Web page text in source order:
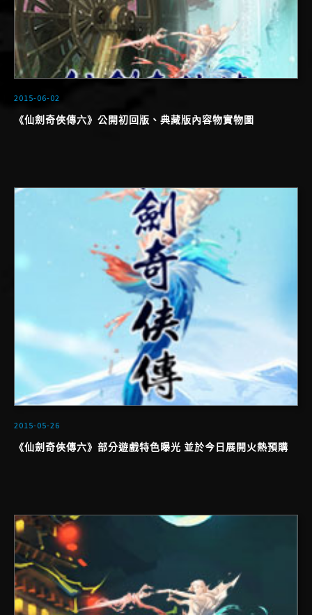
2015-06-02
《仙劍奇俠傳六》公開初回版、典藏版內容物實物圖
2015-05-26
《仙劍奇俠傳六》部分遊戲特色曝光 並於今日展開火熱預購